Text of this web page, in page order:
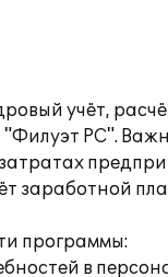
учёт,
РС".
заработной
программы:
в